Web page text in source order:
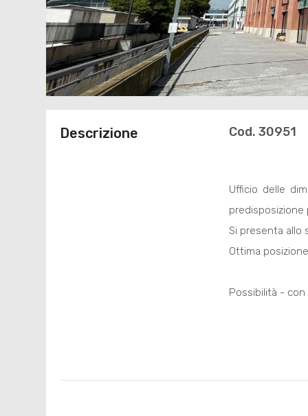
Descrizione Cod. 30951
Ufficio delle
predisposizione
Si presenta allo
Ottima
Possibilità -